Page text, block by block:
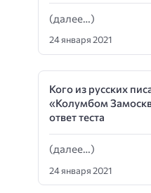
(далее…)
24 января 2021
Кого из русских
«Колумбом
ответ теста
(далее…)
24 января 2021